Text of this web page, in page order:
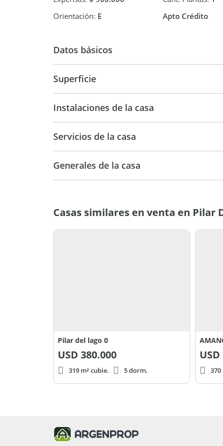
estéticos sobre elementos no estructurales.
superficie, dimensiones, distribución ni
Orientación: E Apto Crédito
Datos básicos
Superficie
Instalaciones de la casa
Servicios de la casa
Generales de la casa
Casas similares en venta en Pilar
Pilar del lago 0
USD 380.000
319 m² cubie. 5 dorm.
USD
370